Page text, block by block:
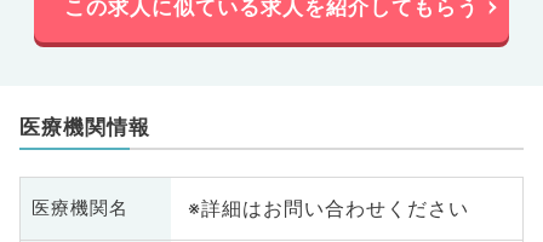
この求人に似ている求人を紹介してもらう
医療機関情報
医療機関名 ※詳細はお問い合わせください